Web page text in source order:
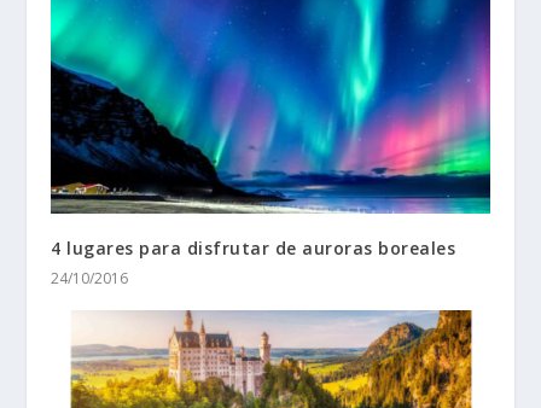
4 lugares para disfrutar de auroras boreales
24/10/2016